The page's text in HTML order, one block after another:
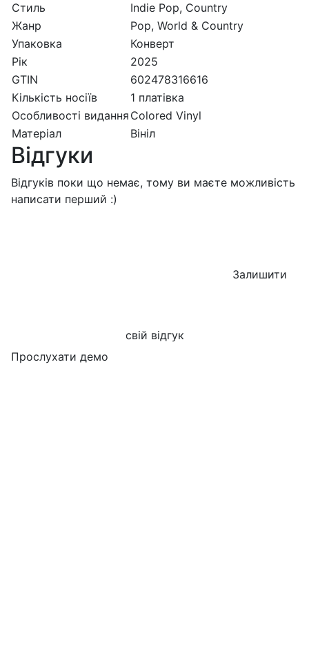
Стиль
Indie Pop, Country
Жанр
Pop, World & Country
Упаковка
Конверт
Рік
2025
GTIN
602478316616
Кількість носіїв
1 платівка
Особливості видання Colored Vinyl
Матеріал
Вініл
Відгуки
Відгуків поки що немає, тому ви маєте можливість
написати перший :)
Залишити
свій відгук
Прослухати демо